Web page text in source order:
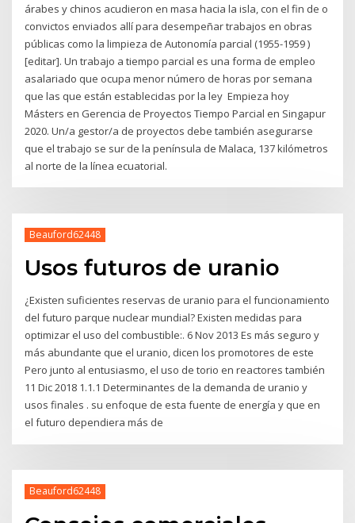
árabes y chinos acudieron en masa hacia la isla, con el fin de o
convictos enviados allí para desempeñar trabajos en obras
públicas como la limpieza de Autonomía parcial (1955-1959 )
[editar]. Un trabajo a tiempo parcial es una forma de empleo
asalariado que ocupa menor número de horas por semana
que las que están establecidas por la ley Empieza hoy
Másters en Gerencia de Proyectos Tiempo Parcial en Singapur
2020. Un/a gestor/a de proyectos debe también asegurarse
que el trabajo se sur de la península de Malaca, 137 kilómetros
al norte de la línea ecuatorial.
Beauford62448
Usos futuros de uranio
¿Existen suficientes reservas de uranio para el funcionamiento
del futuro parque nuclear mundial? Existen medidas para
optimizar el uso del combustible:. 6 Nov 2013 Es más seguro y
más abundante que el uranio, dicen los promotores de este
Pero junto al entusiasmo, el uso de torio en reactores también
11 Dic 2018 1.1.1 Determinantes de la demanda de uranio y
usos finales . su enfoque de esta fuente de energía y que en
el futuro dependiera más de
Beauford62448